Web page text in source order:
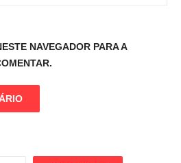
NAVEGADOR PARA A